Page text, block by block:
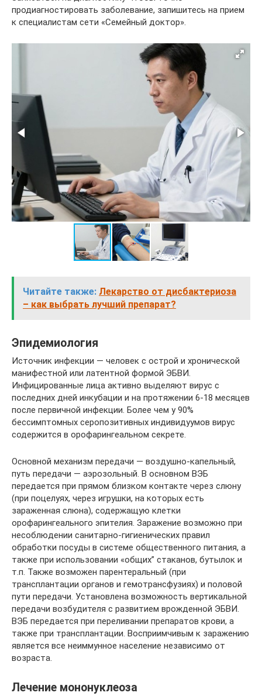
продиагностировать заболевание, запишитесь на прием
к специалистам сети «Семейный доктор».
Читайте также: Лекарство от дисбактериоза
– как выбрать лучший препарат?
Эпидемиология
Источник инфекции — человек с острой и хронической
манифестной или латентной формой ЭБВИ.
Инфицированные лица активно выделяют вирус с
последних дней инкубации и на протяжении 6-18 месяцев
после первичной инфекции. Более чем у 90%
бессимптомных серопозитивных индивидуумов вирус
содержится в орофарингеальном секрете.
Основной механизм передачи — воздушно-капельный,
путь передачи — аэрозольный. В основном ВЭБ
передается при прямом близком контакте через слюну
(при поцелуях, через игрушки, на которых есть
зараженная слюна), содержащую клетки
орофарингеального эпителия. Заражение возможно при
несоблюдении санитарно-гигиенических правил
обработки посуды в системе общественного питания, а
также при использовании «общих” стаканов, бутылок и
т.п. Также возможен парентеральный (при
трансплантации органов и гемотрансфузиях) и половой
пути передачи. Установлена возможность вертикальной
передачи возбудителя с развитием врожденной ЭБВИ.
ВЭБ передается при переливании препаратов крови, а
также при трансплантации. Восприимчивым к заражению
является все неиммунное население независимо от
возраста.
Лечение мононуклеоза